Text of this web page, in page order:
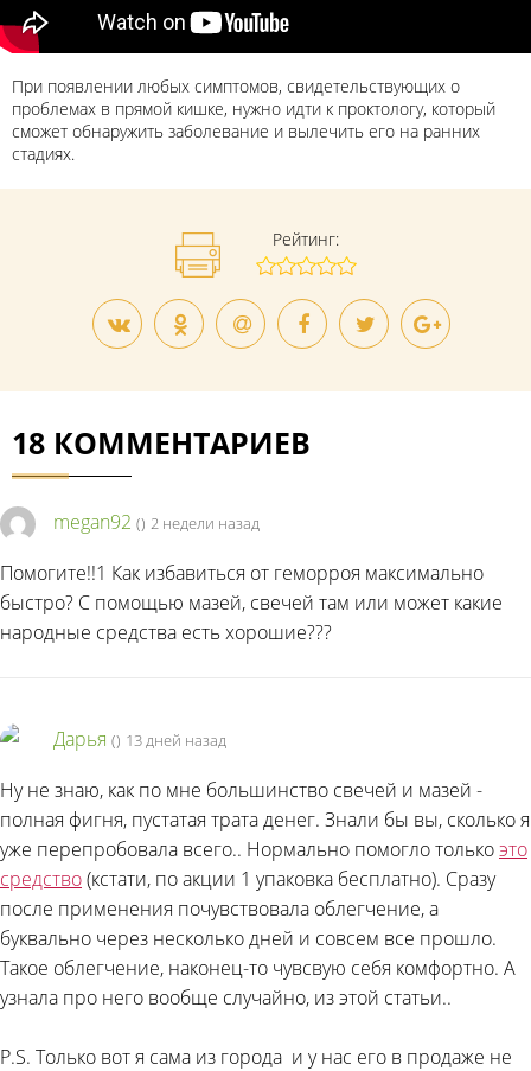
При появлении любых симптомов, свидетельствующих о
проблемах в прямой кишке, нужно идти к проктологу, который
сможет обнаружить заболевание и вылечить его на ранних
стадиях.
Рейтинг:
18 КОММЕНТАРИЕВ
megan92 () 2 недели назад
Помогите!!1 Как избавиться от геморроя максимально
быстро? С помощью мазей, свечей там или может какие
народные средства есть хорошие???
Дарья () 13 дней назад
Ну не знаю, как по мне большинство свечей и мазей -
полная фигня, пустатая трата денег. Знали бы вы, сколько я
уже перепробовала всего.. Нормально помогло толькоэто
средство(кстати, по акции 1 упаковка бесплатно). Сразу
после применения почувствовала облегчение, а
буквально через несколько дней и совсем все прошло.
Такое облегчение, наконец-то чувсвую себя комфортно. А
узнала про него вообще случайно, из этой статьи..
P.S. Только вот я сама из города и у нас его в продаже не